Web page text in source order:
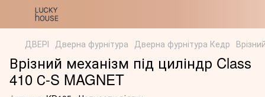
ДВЕРІ Дверна фурнітура Дверна фурнітура Кедр
Врізний механізм під циліндр Class
410 С-S MAGNET